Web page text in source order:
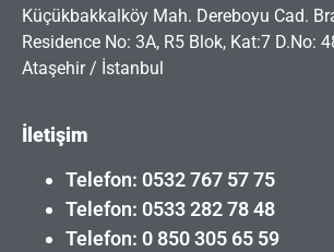
Küçükbakkalköy Mah. Dereboyu Cad.
Residence No: 3A, R5 Blok, Kat:7 D.No:
Ataşehir / İstanbul
İletişim
Telefon: 0532 767 57 75
Telefon: 0533 282 78 48
Telefon: 0 850 305 65 59